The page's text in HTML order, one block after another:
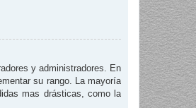
y administradores. En
su rango. La mayoría
mas drásticas, como la